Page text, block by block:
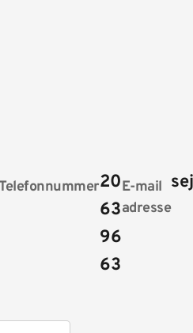
20
63
96
63
E-mail
adresse